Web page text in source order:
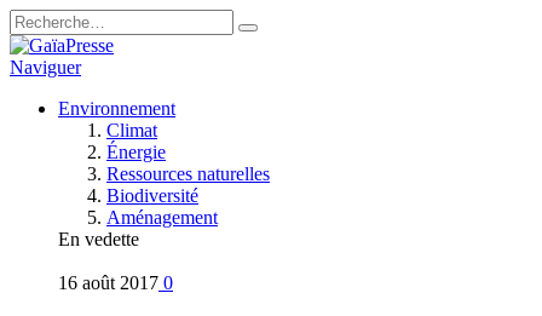
Naviguer
Environnement
Climat
Énergie
Ressources naturelles
Biodiversité
Aménagement
En vedette
16 août 2017 0